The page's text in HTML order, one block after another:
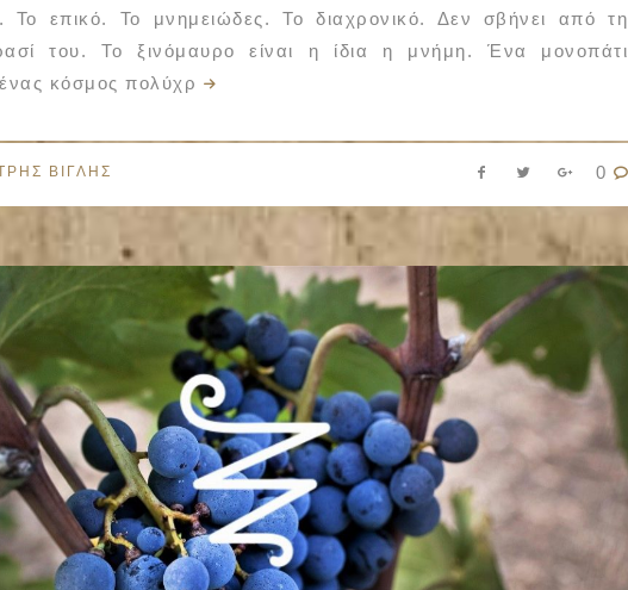
επικό. Το μνημειώδες. Το διαχρονικό. Δεν σβήνει από τη
του. Το ξινόμαυρο είναι η ίδια η μνήμη. Ένα μονοπάτι
κόσμος πολύχρ
ΒΙΓΛΗΣ 0